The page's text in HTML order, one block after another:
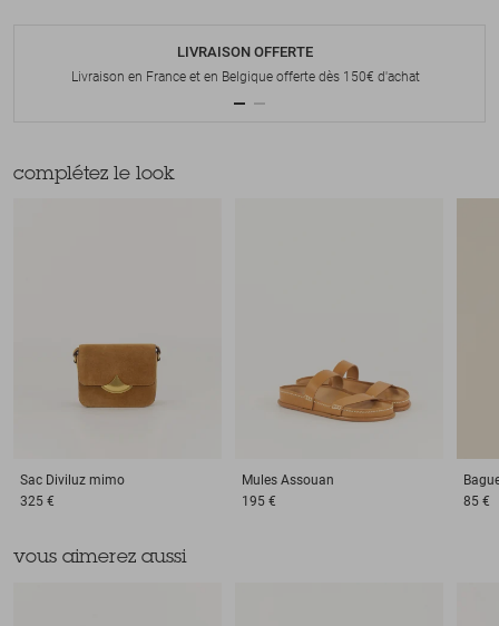
LIVRAISON OFFERTE
Livraison en France et en Belgique offerte dès 150€ d'achat
complétez le look
Sac Diviluz mimo
325 €
Mules Assouan
195 €
85 €
vous aimerez aussi